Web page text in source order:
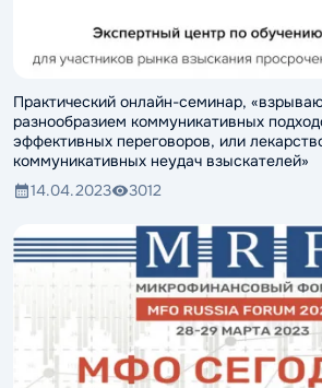
Практический онлайн-семинар,
разнообразием коммуникативных
эффективных переговоров, или
коммуникативных неудач взыскателей»
14.04.2023
3012